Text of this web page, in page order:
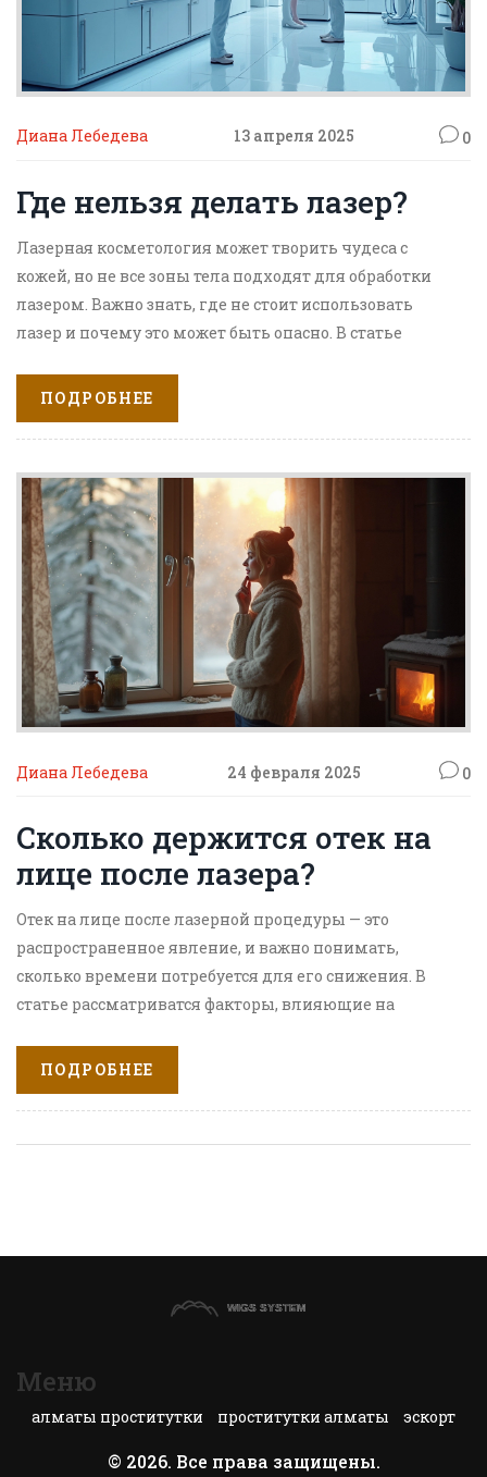
Диана Лебедева 13 апреля 2025 0
Где нельзя делать лазер?
Лазерная косметология может творить чудеса с
кожей, но не все зоны тела подходят для обработки
лазером. Важно знать, где не стоит использовать
лазер и почему это может быть опасно. В статье
рекомендуется воздействовать лазером, а также
безопасности процедур.
ПОДРОБНЕЕ
Диана Лебедева 24 февраля 2025 0
Сколько держится отек на
лице после лазера?
Отек на лице после лазерной процедуры — это
распространенное явление, и важно понимать,
сколько времени потребуется для его снижения. В
статье рассматриватся факторы, влияющие на
процесс восстановления и какие меры
предосторожности стоит учитывать. Узнайте, как
правильно ухаживать за кожей, чтобы быстрее
вернуться к привычному образу жизни.
ПОДРОБНЕЕ
Меню
алматы проститутки проститутки алматы эскорт
© 2026. Все права защищены.